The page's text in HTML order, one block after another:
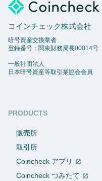
コインチェック株式会社
暗号資産交換業者
登録番号：関東財務局長00014号
一般社団法人
日本暗号資産等取引業協会会員
PRODUCTS
販売所
取引所
Coincheck アプリ
Coincheck つみたて